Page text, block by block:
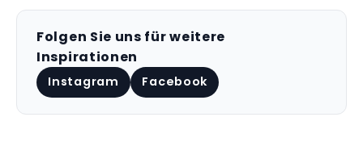
Folgen Sie uns für weitere
Inspirationen
Instagram Facebook